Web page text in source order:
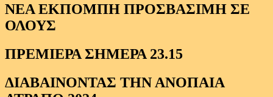
ΝΕΑ ΕΚΠΟΜΠΗ ΠΡΟΣΒΑΣΙΜΗ ΣΕ
ΟΛΟΥΣ
ΠΡΕΜΙΕΡΑ ΣΗΜΕΡΑ 23.15
ΔΙΑΒΑΙΝΟΝΤΑΣ ΤΗΝ ΑΝΟΠΑΙΑ